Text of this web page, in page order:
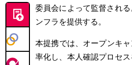
委員会によって監督され
ンフラを提供する。
本提携では、オープンキ
率化し、本人確認プロセ